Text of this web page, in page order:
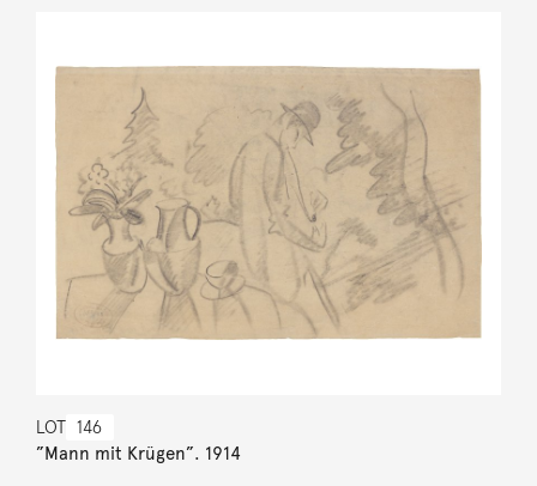
LOT 146
”Mann mit Krügen”. 1914